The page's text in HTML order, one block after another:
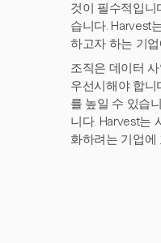
것이 필수적입니
습니다. Harvest
하고자 하는 기
조직은 데이터
우선시해야 합니
를 높일 수 있습
니다. Harvest는
화하려는 기업에